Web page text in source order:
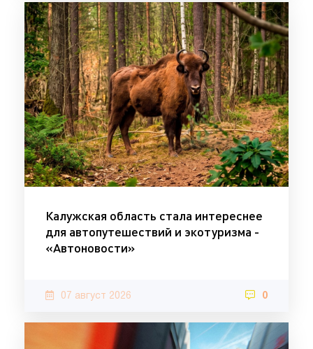
Калужская область стала интереснее
для автопутешествий и экотуризма -
«Автоновости»
07 август 2026 0